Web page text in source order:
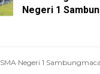
Negeri 1
SMA Negeri 1